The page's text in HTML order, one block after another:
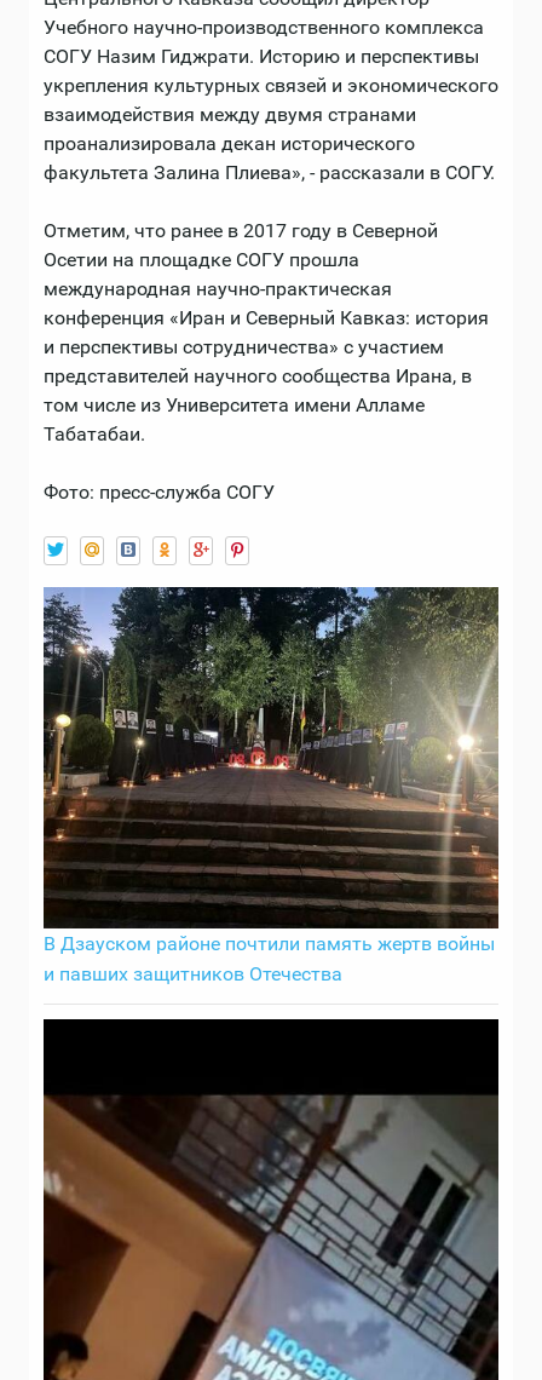
Учебного научно-производственного комплекса
СОГУ Назим Гиджрати. Историю и перспективы
укрепления культурных связей и экономического
взаимодействия между двумя странами
проанализировала декан исторического
факультета Залина Плиева», - рассказали в СОГУ.
Отметим, что ранее в 2017 году в Северной
Осетии на площадке СОГУ прошла
международная научно-практическая
конференция «Иран и Северный Кавказ: история
и перспективы сотрудничества» с участием
представителей научного сообщества Ирана, в
том числе из Университета имени Алламе
Табатабаи.
Фото: пресс-служба СОГУ
В Дзауском районе почтили память жертв войны
и павших защитников Отечества